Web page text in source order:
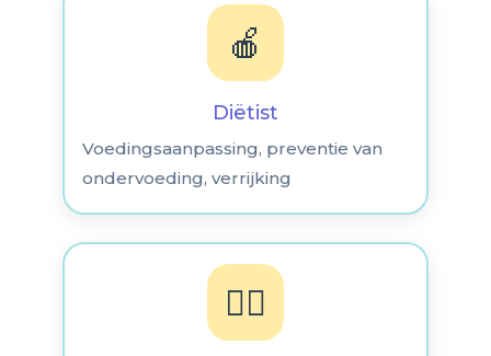
🍎
Diëtist
Voedingsaanpassing, preventie van
ondervoeding, verrijking
👩‍⚕️